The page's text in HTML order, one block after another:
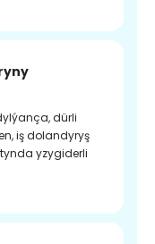
dürli
iş dolandyryş
yzygiderli